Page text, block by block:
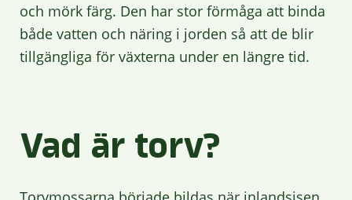
och mörk färg. Den har stor förmåga att binda
både vatten och näring i jorden så att de blir
tillgängliga för växterna under en längre tid.
Vad är torv?